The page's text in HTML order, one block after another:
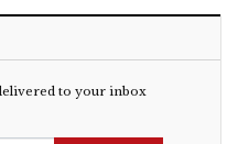
to your inbox